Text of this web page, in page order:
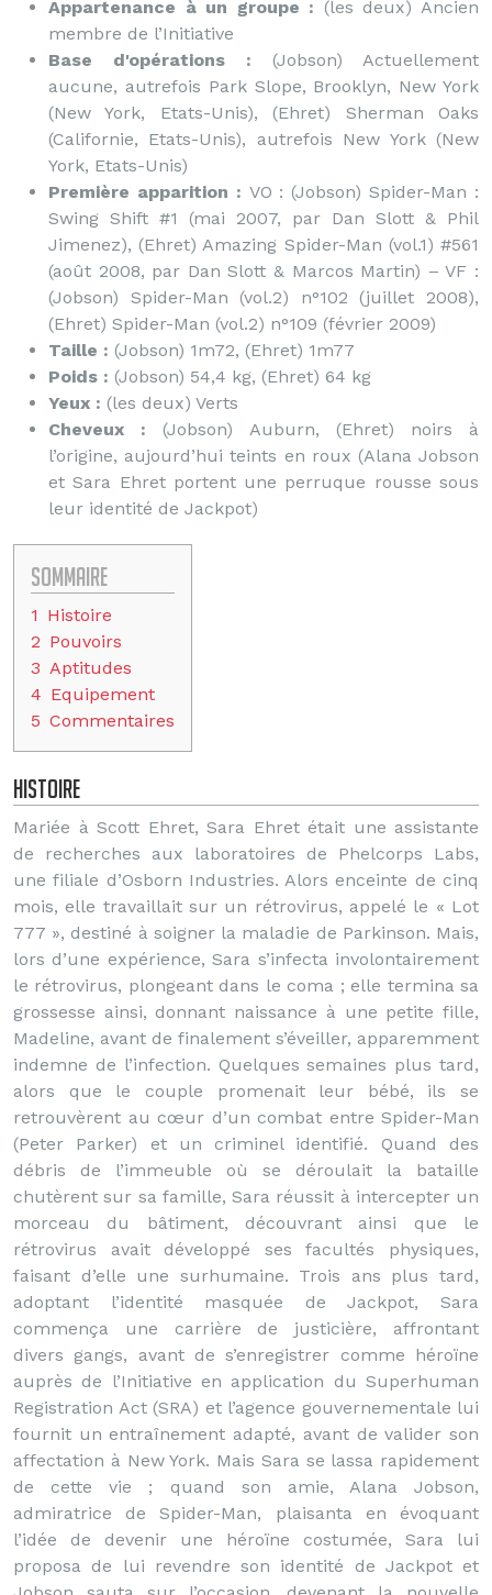
Appartenance à un groupe : (les deux) Ancien
membre de l’Initiative
Base d'opérations : (Jobson) Actuellement
aucune, autrefois Park Slope, Brooklyn, New York
(New York, Etats-Unis), (Ehret) Sherman Oaks
(Californie, Etats-Unis), autrefois New York (New
York, Etats-Unis)
Première apparition : VO : (Jobson) Spider-Man :
Swing Shift #1 (mai 2007, par Dan Slott & Phil
Jimenez), (Ehret) Amazing Spider-Man (vol.1) #561
(août 2008, par Dan Slott & Marcos Martin) – VF :
(Jobson) Spider-Man (vol.2) n°102 (juillet 2008),
(Ehret) Spider-Man (vol.2) n°109 (février 2009)
Taille : (Jobson) 1m72, (Ehret) 1m77
Poids : (Jobson) 54,4 kg, (Ehret) 64 kg
Yeux : (les deux) Verts
Cheveux :(Jobson) Auburn, (Ehret) noirs à
l’origine, aujourd’hui teints en roux (Alana Jobson
et Sara Ehret portent une perruque rousse sous
leur identité de Jackpot)
Sommaire
1 Histoire
2 Pouvoirs
3 Aptitudes
4 Equipement
5 Commentaires
Histoire
Mariée à Scott Ehret, Sara Ehret était une assistante
de recherches aux laboratoires de Phelcorps Labs,
une filiale d’Osborn Industries. Alors enceinte de cinq
mois, elle travaillait sur un rétrovirus, appelé le « Lot
777 », destiné à soigner la maladie de Parkinson. Mais,
lors d’une expérience, Sara s’infecta involontairement
le rétrovirus, plongeant dans le coma ; elle termina sa
grossesse ainsi, donnant naissance à une petite fille,
Madeline, avant de finalement s’éveiller, apparemment
indemne de l’infection. Quelques semaines plus tard,
alors que le couple promenait leur bébé, ils se
retrouvèrent au cœur d’un combat entre Spider-Man
(Peter Parker) et un criminel identifié. Quand des
débris de l’immeuble où se déroulait la bataille
chutèrent sur sa famille, Sara réussit à intercepter un
morceau du bâtiment, découvrant ainsi que le
rétrovirus avait développé ses facultés physiques,
faisant d’elle une surhumaine. Trois ans plus tard,
adoptant l’identité masquée de Jackpot, Sara
commença une carrière de justicière, affrontant
divers gangs, avant de s’enregistrer comme héroïne
auprès de l’Initiative en application du Superhuman
Registration Act (SRA) et l’agence gouvernementale lui
fournit un entraînement adapté, avant de valider son
affectation à New York. Mais Sara se lassa rapidement
de cette vie ; quand son amie, Alana Jobson,
admiratrice de Spider-Man, plaisanta en évoquant
l’idée de devenir une héroïne costumée, Sara lui
proposa de lui revendre son identité de Jackpot et